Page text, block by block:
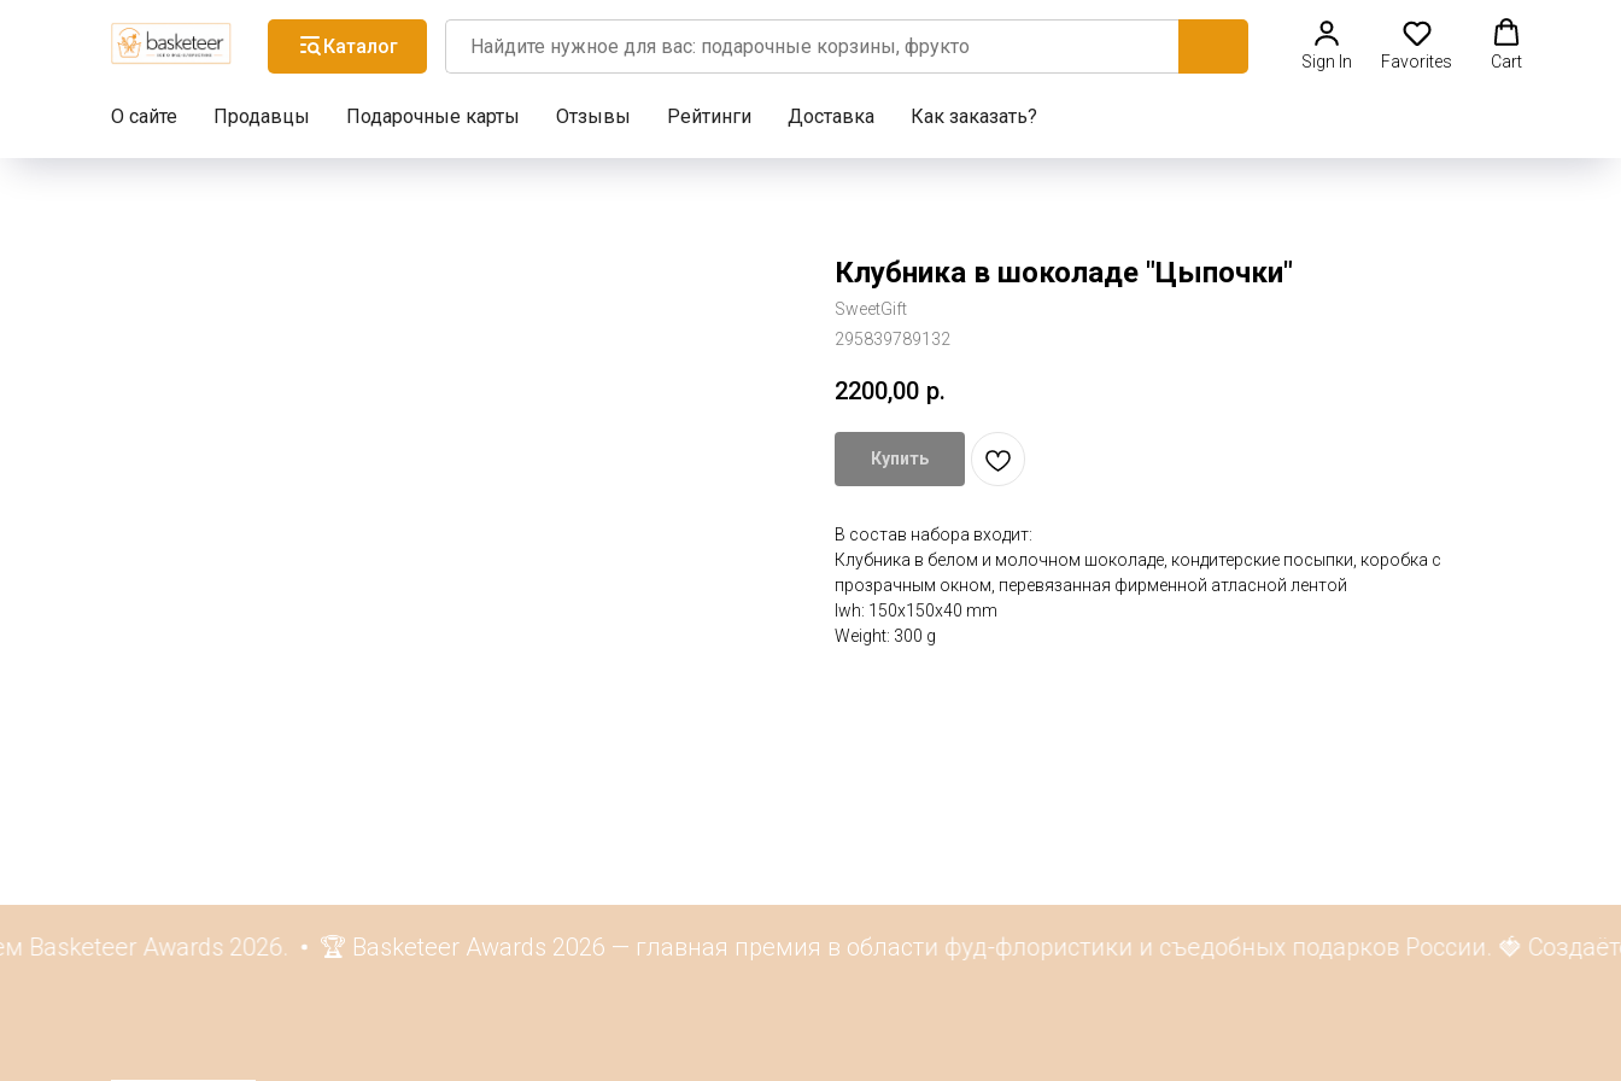
Каталог
Sign In Favorites Cart
О сайте Продавцы Подарочные карты Отзывы Рейтинги Доставка Как заказать?
Клубника в шоколаде "Цыпочки"
SweetGift
295839789132
2200,00 р.
Купить
В состав набора входит:
Клубника в белом и молочном шоколаде, кондитерские посыпки, коробка с
прозрачным окном, перевязанная фирменной атласной лентой
lwh: 150x150x40 mm
Weight: 300 g
Awards 2026. 🏆 Basketeer Awards 2026 — главная премия в области фуд-флористики и съедобных подарков России. 🍓